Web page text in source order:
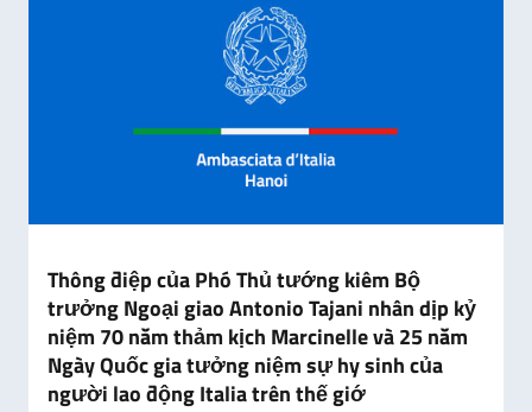
Thông điệp của Phó Thủ tướng kiêm Bộ
trưởng Ngoại giao Antonio Tajani nhân dịp kỷ
niệm 70 năm thảm kịch Marcinelle và 25 năm
Ngày Quốc gia tưởng niệm sự hy sinh của
người lao động Italia trên thế giớ